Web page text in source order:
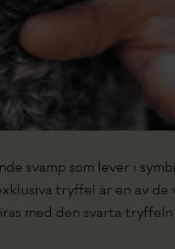
svamp som lever i
tryffel är en av
med den svarta